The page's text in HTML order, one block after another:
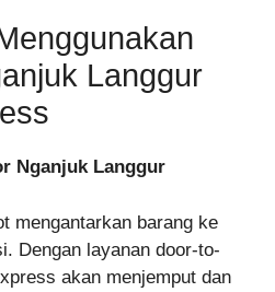
Langgur
Nganjuk Langgur
mengantarkan barang ke
Dengan layanan door-to-
akan menjemput dan